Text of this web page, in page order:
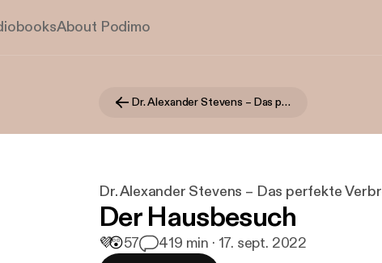
About Podimo
Dr. Alexander Stevens – Das perfekte Verbrechen
Dr. Alexander Stevens – Das perfekte
Der Hausbesuch
💜😲57 419 min · 17. sept. 2022